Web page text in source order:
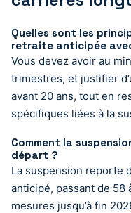
Quelles sont les
retraite anticipée
Vous devez avoir au
trimestres, et justifier
avant 20 ans, tout en
spécifiques liées à la
Comment la
départ ?
La suspension reporte
anticipé, passant de 58
mesures jusqu’à fin